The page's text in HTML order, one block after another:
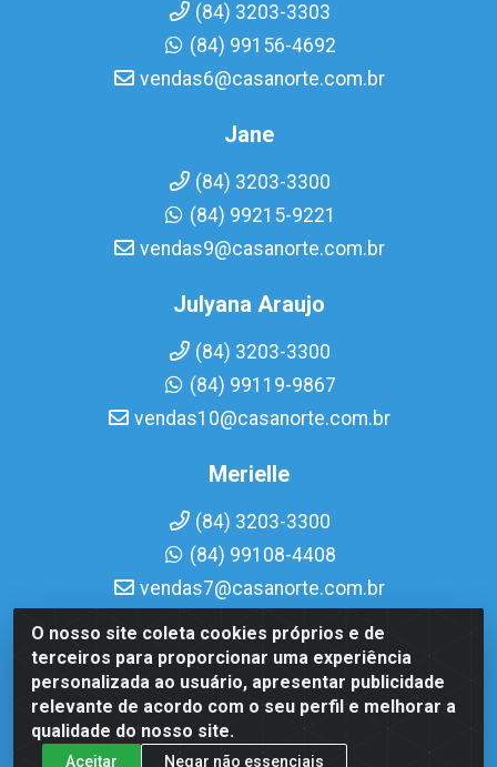
O nosso site coleta cookies próprios e de
terceiros para proporcionar uma experiência
personalizada ao usuário, apresentar publicidade
relevante de acordo com o seu perfil e melhorar a
qualidade do nosso site.
Aceitar Negar não essenciais
(84) 3203-3303
(84) 99156-4692
vendas6@casanorte.com.br
Jane
(84) 3203-3300
(84) 99215-9221
vendas9@casanorte.com.br
Julyana Araujo
(84) 3203-3300
(84) 99119-9867
vendas10@casanorte.com.br
Merielle
(84) 3203-3300
(84) 99108-4408
vendas7@casanorte.com.br
Casa Norte LTDA - Av. Interventor Mário Câmara, 1815 -
Dix-Sept Rosado, Natal/RN - CEP 59054-600 - CNPJ
08.713.513/0001-51